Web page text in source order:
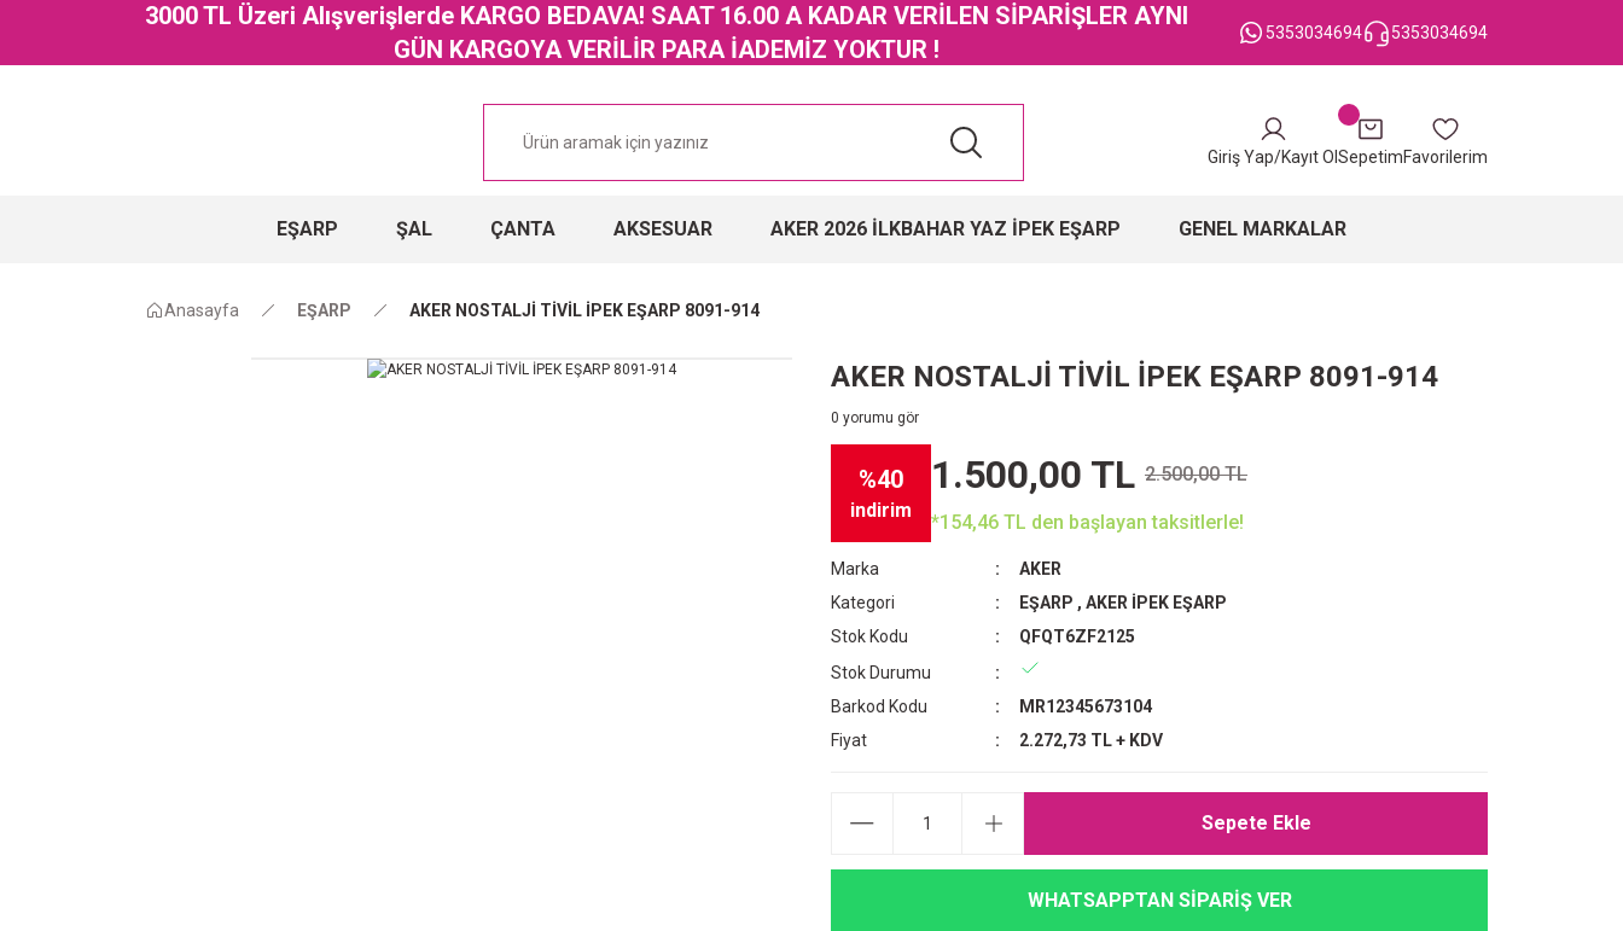
3000 TL Üzeri Alışverişlerde KARGO BEDAVA! SAAT 16.00 A KADAR VERİLEN SİPARİŞLER AYNI
GÜN KARGOYA VERİLİR PARA İADEMİZ YOKTUR !
5353034694 5353034694
Giriş Yap/Kayıt Ol SepetimFavorilerim
EŞARP ŞAL ÇANTA AKSESUAR AKER 2026 İLKBAHAR YAZ İPEK EŞARP GENEL MARKALAR
Anasayfa EŞARP AKER NOSTALJİ TİVİL İPEK EŞARP 8091-914
AKER NOSTALJİ TİVİL İPEK EŞARP 8091-914
0 yorumu gör
%40
indirim
1.500,00 TL 2.500,00 TL
*154,46 TL den başlayan taksitlerle!
Marka
AKER
Kategori
EŞARP , AKER İPEK EŞARP
Stok Kodu
QFQT6ZF2125
Stok Durumu
Barkod Kodu
MR12345673104
Fiyat
2.272,73 TL + KDV
Sepete Ekle
WHATSAPPTAN SİPARİŞ VER